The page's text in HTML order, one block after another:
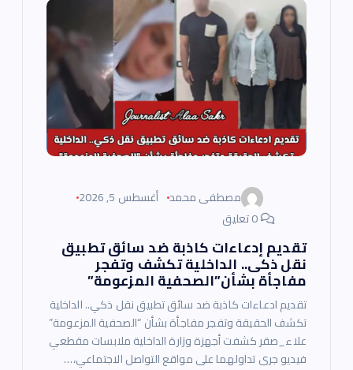
مصطفى محمد أغسطس 5, 2026
تقديم إدعاءات كاذبة ضد سائق تطبيق
نقل ذكى.. الداخلية تكشف وتفجر
مفاجأة بشأن”الصحفية المزعومة”
تقديم ادعاءات كاذبة ضد سائق تطبيق نقل ذكي.. الداخلية
تكشف الحقيقة وتفجر مفاجأة بشأن “الصحفية المزعومة”
علاء_صقر كشفت أجهزة وزارة الداخلية ملابسات مقطعي
فيديو جرى تداولهما على مواقع التواصل الاجتماعي،…